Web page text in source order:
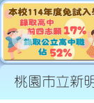
桃園市立新